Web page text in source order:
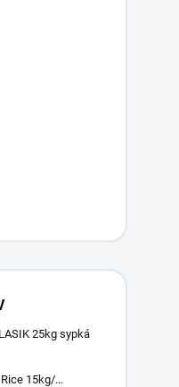
25kg sypká
15kg/